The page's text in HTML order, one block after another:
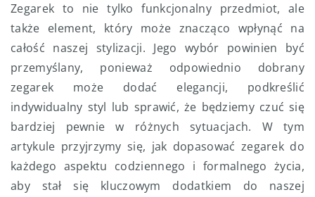
Zegarek to nie tylko funkcjonalny przedmiot, ale
także element, który może znacząco wpłynąć na
całość naszej stylizacji. Jego wybór powinien być
przemyślany, ponieważ odpowiednio dobrany
zegarek może dodać elegancji, podkreślić
indywidualny styl lub sprawić, że będziemy czuć się
bardziej pewnie w różnych sytuacjach. W tym
artykule przyjrzymy się, jak dopasować zegarek do
każdego aspektu codziennego i formalnego życia,
aby stał się kluczowym dodatkiem do naszej